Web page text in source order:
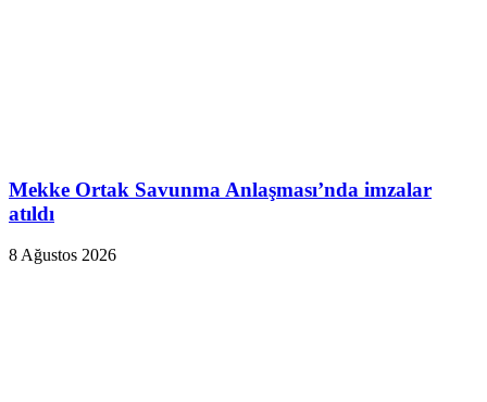
Mekke Ortak Savunma Anlaşması’nda imzalar
atıldı
8 Ağustos 2026